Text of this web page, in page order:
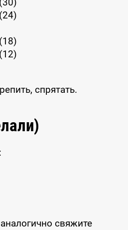
спрятать.
свяжите